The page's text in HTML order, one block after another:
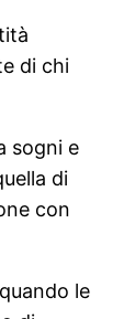
di chi
sogni e
di
con
le